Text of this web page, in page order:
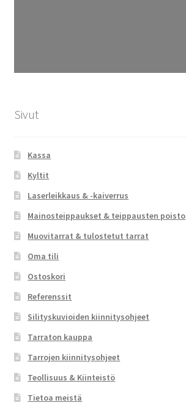
Sivut
Kassa
Kyltit
Laserleikkaus & -kaiverrus
Mainosteippaukset & teippausten poisto
Muovitarrat & tulostetut tarrat
Oma tili
Ostoskori
Referenssit
Silityskuvioiden kiinnitysohjeet
Tarraton kauppa
Tarrojen kiinnitysohjeet
Teollisuus & Kiinteistö
Tietoa meistä